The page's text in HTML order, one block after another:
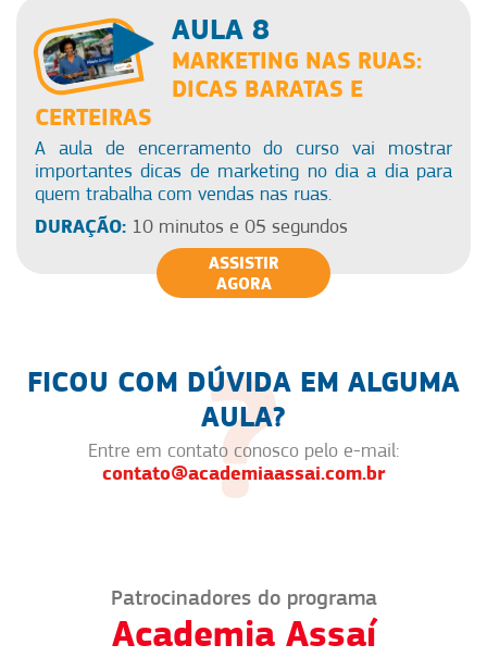
AULA 8
MARKETING NAS RUAS:
DICAS BARATAS E
CERTEIRAS
A aula de encerramento do curso vai mostrar
importantes dicas de marketing no dia a dia para
quem trabalha com vendas nas ruas.
DURAÇÃO:10 minutos e 05 segundos
ASSISTIR
AGORA
FICOU COM DÚVIDA EM ALGUMA
AULA?
Entre em contato conosco pelo e-mail:
contato@academiaassai.com.br
Patrocinadores do programa
Academia Assaí